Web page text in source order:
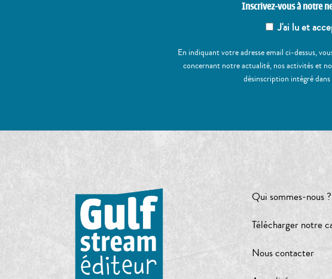
Inscrivez-vous à notre
J'ai lu et
En indiquant votre adresse email ci-dessus,
concernant notre actualité, nos activités et
désinscription intégré
Qui sommes-nous ?
Télécharger notre
Nous contacter